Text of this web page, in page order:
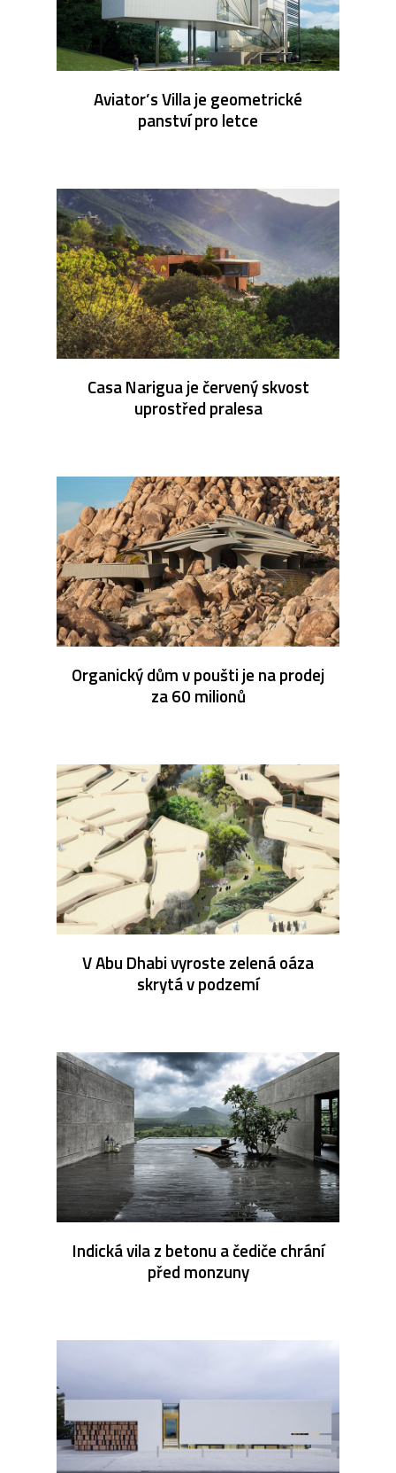
Aviator’s Villa je geometrické
panství pro letce
Casa Narigua je červený skvost
uprostřed pralesa
Organický dům v poušti je na prodej
za 60 milionů
V Abu Dhabi vyroste zelená oáza
skrytá v podzemí
Indická vila z betonu a čediče chrání
před monzuny